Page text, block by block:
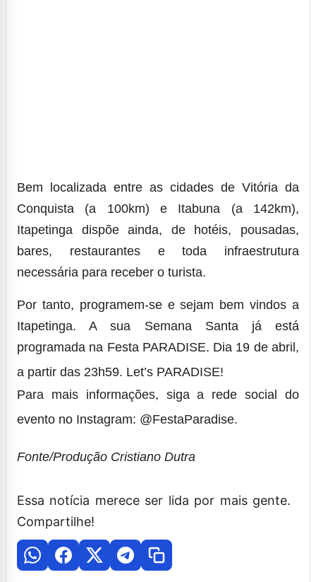
Bem localizada entre as cidades de Vitória da
Conquista (a 100km) e Itabuna (a 142km),
Itapetinga dispõe ainda, de hotéis, pousadas,
bares, restaurantes e toda infraestrutura
necessária para receber o turista.
Por tanto, programem-se e sejam bem vindos a
Itapetinga. A sua Semana Santa já está
programada na Festa PARADISE. Dia 19 de abril,
a partir das 23h59. Let’s PARADISE!
Para mais informações, siga a rede social do
evento no Instagram: @FestaParadise.
Fonte/Produção Cristiano Dutra
Essa notícia merece ser lida por mais gente.
Compartilhe!